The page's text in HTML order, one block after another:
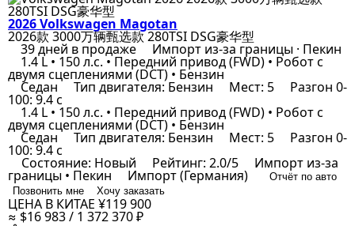
2026 Volkswagen Magotan
2026款 3000万辆甄选款 280TSI DSG豪华型
39 дней в продаже Импорт из-за границы · Пекин
1.4 L • 150 л.с. • Передний привод (FWD) • Робот с
двумя сцеплениями (DCT) • Бензин
Седан Тип двигателя: Бензин Мест: 5 Разгон 0-
100: 9.4 с
1.4 L • 150 л.с. • Передний привод (FWD) • Робот с
двумя сцеплениями (DCT) • Бензин
Седан Тип двигателя: Бензин Мест: 5 Разгон 0-
100: 9.4 с
Состояние: Новый Рейтинг: 2.0/5 Импорт из-за
границы • Пекин Импорт (Германия)
Отчёт по авто
Позвонить мне
Хочу заказать
ЦЕНА В КИТАЕ ¥119 900
≈ $16 983 / 1 372 370 ₽